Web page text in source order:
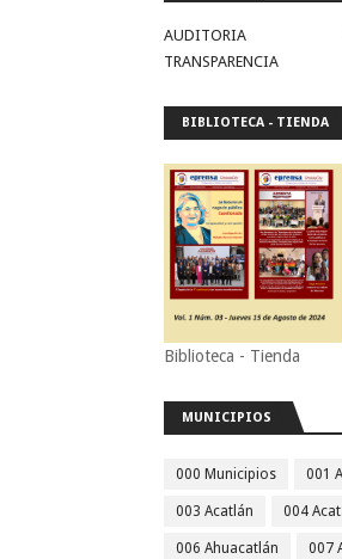
AUDITORIA
TRANSPARENCIA
BIBLIOTECA - TIENDA
Biblioteca - Tienda
MUNICIPIOS
000 Municipios 001
003 Acatlán 004
006 Ahuacatlán 007